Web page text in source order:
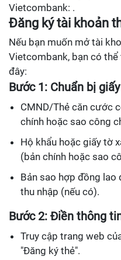
Vietcombank: .
Đăng ký tài khoản
Nếu bạn muốn mở tài
Vietcombank, bạn có
đây:
Bước 1: Chuẩn bị
CMND/Thẻ căn cước
chính hoặc sao công
Hộ khẩu hoặc giấy tờ
(bản chính hoặc sao
Bản sao hợp đồng
thu nhập (nếu có).
Bước 2: Điền thông
Truy cập trang web
"Đăng ký thẻ".